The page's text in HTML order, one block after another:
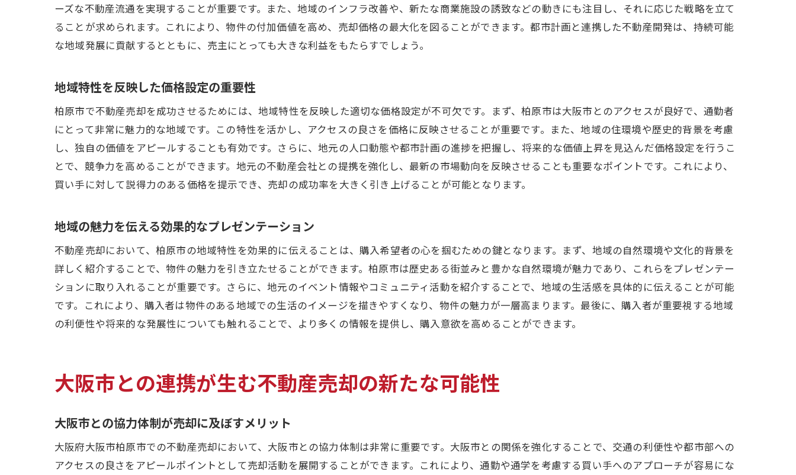
価格設定の戦略と市場競争力の強化
リノベーションと価値向上のための投資
売却時期の選定とその影響
売却後のフィードバックを活かした次のステップ
大阪市との連携がもたらす売却戦略の利点
共同イベントで地域の活性化につなげる
連携による専門知識の相互補完
地域間競争を超えた協力の成果
連携プロジェクトで実現するイノベーション
地域密着型アプローチで実現する円滑な不動産取引
地域コミュニティと信頼関係を築くための方法
地元企業との連携で広がるビジネスチャンス
地元メディアとの連携で情報発信を強化
柏原市での不動産売却成功を導くための賢い選択
プロフェッショナルを選ぶ際のポイント
成功事例から学ぶ最適な売却チャネルの選択
ーズな不動産流通を実現することが重要です。また、地域のインフラ改善や、新たな商業施設の誘致などの動きにも注目し、それに応じた戦略を立て
ることが求められます。これにより、物件の付加価値を高め、売却価格の最大化を図ることができます。都市計画と連携した不動産開発は、持続可能
な地域発展に貢献するとともに、売主にとっても大きな利益をもたらすでしょう。
地域特性を反映した価格設定の重要性
柏原市で不動産売却を成功させるためには、地域特性を反映した適切な価格設定が不可欠です。まず、柏原市は大阪市とのアクセスが良好で、通勤者
にとって非常に魅力的な地域です。この特性を活かし、アクセスの良さを価格に反映させることが重要です。また、地域の住環境や歴史的背景を考慮
し、独自の価値をアピールすることも有効です。さらに、地元の人口動態や都市計画の進捗を把握し、将来的な価値上昇を見込んだ価格設定を行うこ
とで、競争力を高めることができます。地元の不動産会社との提携を強化し、最新の市場動向を反映させることも重要なポイントです。これにより、
買い手に対して説得力のある価格を提示でき、売却の成功率を大きく引き上げることが可能となります。
地域の魅力を伝える効果的なプレゼンテーション
不動産売却において、柏原市の地域特性を効果的に伝えることは、購入希望者の心を掴むための鍵となります。まず、地域の自然環境や文化的背景を
詳しく紹介することで、物件の魅力を引き立たせることができます。柏原市は歴史ある街並みと豊かな自然環境が魅力であり、これらをプレゼンテー
ションに取り入れることが重要です。さらに、地元のイベント情報やコミュニティ活動を紹介することで、地域の生活感を具体的に伝えることが可能
です。これにより、購入者は物件のある地域での生活のイメージを描きやすくなり、物件の魅力が一層高まります。最後に、購入者が重要視する地域
の利便性や将来的な発展性についても触れることで、より多くの情報を提供し、購入意欲を高めることができます。
大阪市との連携が生む不動産売却の新たな可能性
大阪市との協力体制が売却に及ぼすメリット
大阪府大阪市柏原市での不動産売却において、大阪市との協力体制は非常に重要です。大阪市との関係を強化することで、交通の利便性や都市部への
アクセスの良さをアピールポイントとして売却活動を展開することができます。これにより、通勤や通学を考慮する買い手へのアプローチが容易にな